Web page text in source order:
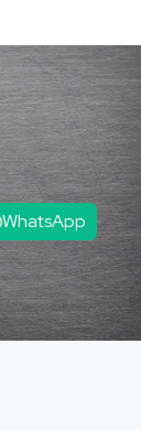
WhatsApp